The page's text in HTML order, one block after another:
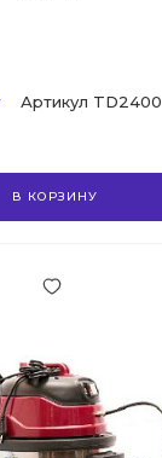
Артикул TD2400
В КОРЗИНУ